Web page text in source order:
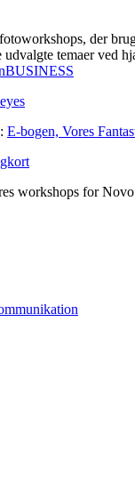
der
udvalgte temaer ved
E-bogen, Vores
workshops for